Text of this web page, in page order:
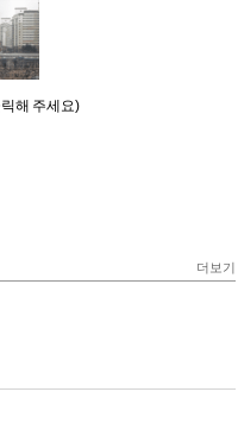
해 주세요)
더보기